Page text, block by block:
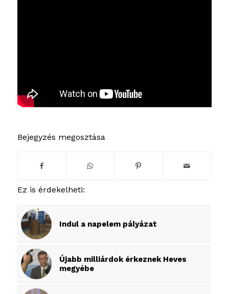
Bejegyzés megosztása
Ez is érdekelheti:
Indul a napelem pályázat
Újabb milliárdok érkeznek Heves
megyébe